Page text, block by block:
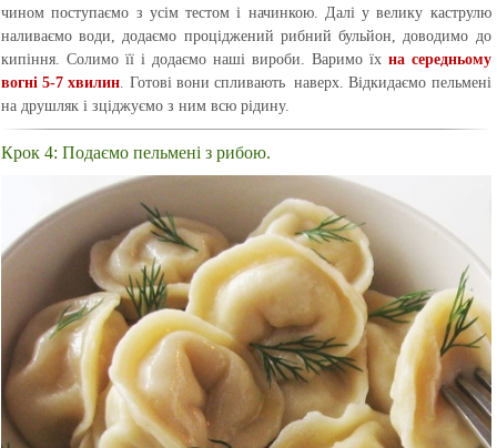
чином поступаємо з усім тестом і начинкою. Далі у велику каструлю
наливаємо води, додаємо проціджений рибний бульйон, доводимо до
кипіння. Солимо її і додаємо наші вироби. Варимо їх на середньому
вогні 5-7 хвилин. Готові вони спливають наверх. Відкидаємо пельмені
на друшляк і зціджуємо з ним всю рідину.
Крок 4: Подаємо пельмені з рибою.